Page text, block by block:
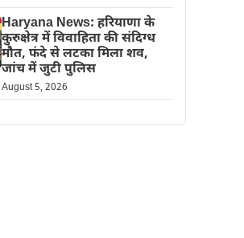
Haryana News: हरियाणा के
कुरुक्षेत्र में विवाहिता की संदिग्ध
मौत, फंदे से लटका मिला शव,
जांच में जुटी पुलिस
August 5, 2026